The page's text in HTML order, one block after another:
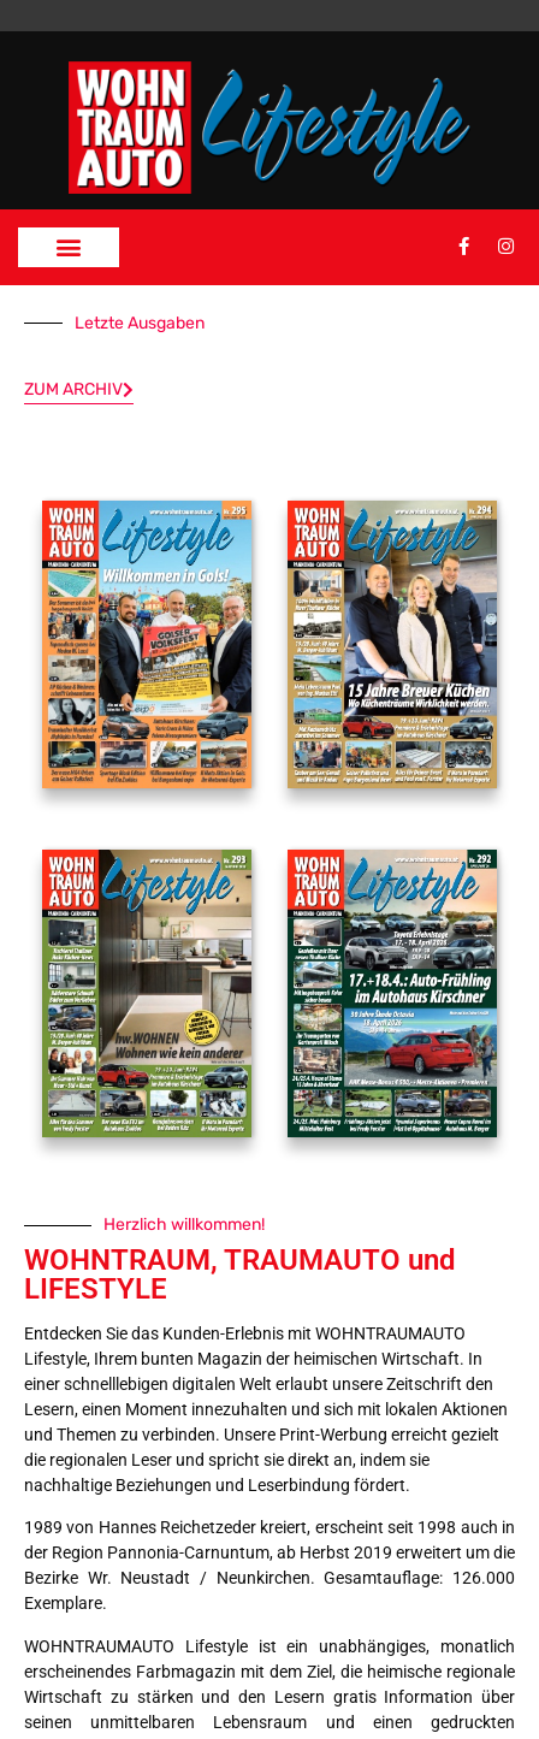
Letzte Ausgaben
ZUM ARCHIV
Herzlich willkommen!
WOHNTRAUM, TRAUMAUTO und
LIFESTYLE
Entdecken Sie das Kunden-Erlebnis mit WOHNTRAUMAUTO
Lifestyle, Ihrem bunten Magazin der heimischen Wirtschaft. In
einer schnelllebigen digitalen Welt erlaubt unsere Zeitschrift den
Lesern, einen Moment innezuhalten und sich mit lokalen Aktionen
und Themen zu verbinden. Unsere Print-Werbung erreicht gezielt
die regionalen Leser und spricht sie direkt an, indem sie
nachhaltige Beziehungen und Leserbindung fördert.
1989 von Hannes Reichetzeder kreiert, erscheint seit 1998 auch in
der Region Pannonia-Carnuntum, ab Herbst 2019 erweitert um die
Bezirke Wr. Neustadt / Neunkirchen. Gesamtauflage: 126.000
Exemplare.
WOHNTRAUMAUTO Lifestyle ist ein unabhängiges, monatlich
erscheinendes Farbmagazin mit dem Ziel, die heimische regionale
Wirtschaft zu stärken und den Lesern gratis Information über
seinen unmittelbaren Lebensraum und einen gedruckten